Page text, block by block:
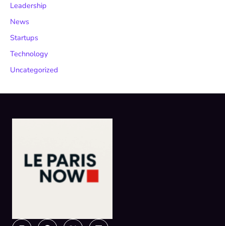
Leadership
News
Startups
Technology
Uncategorized
InstagramFacebook
X- Linkedin